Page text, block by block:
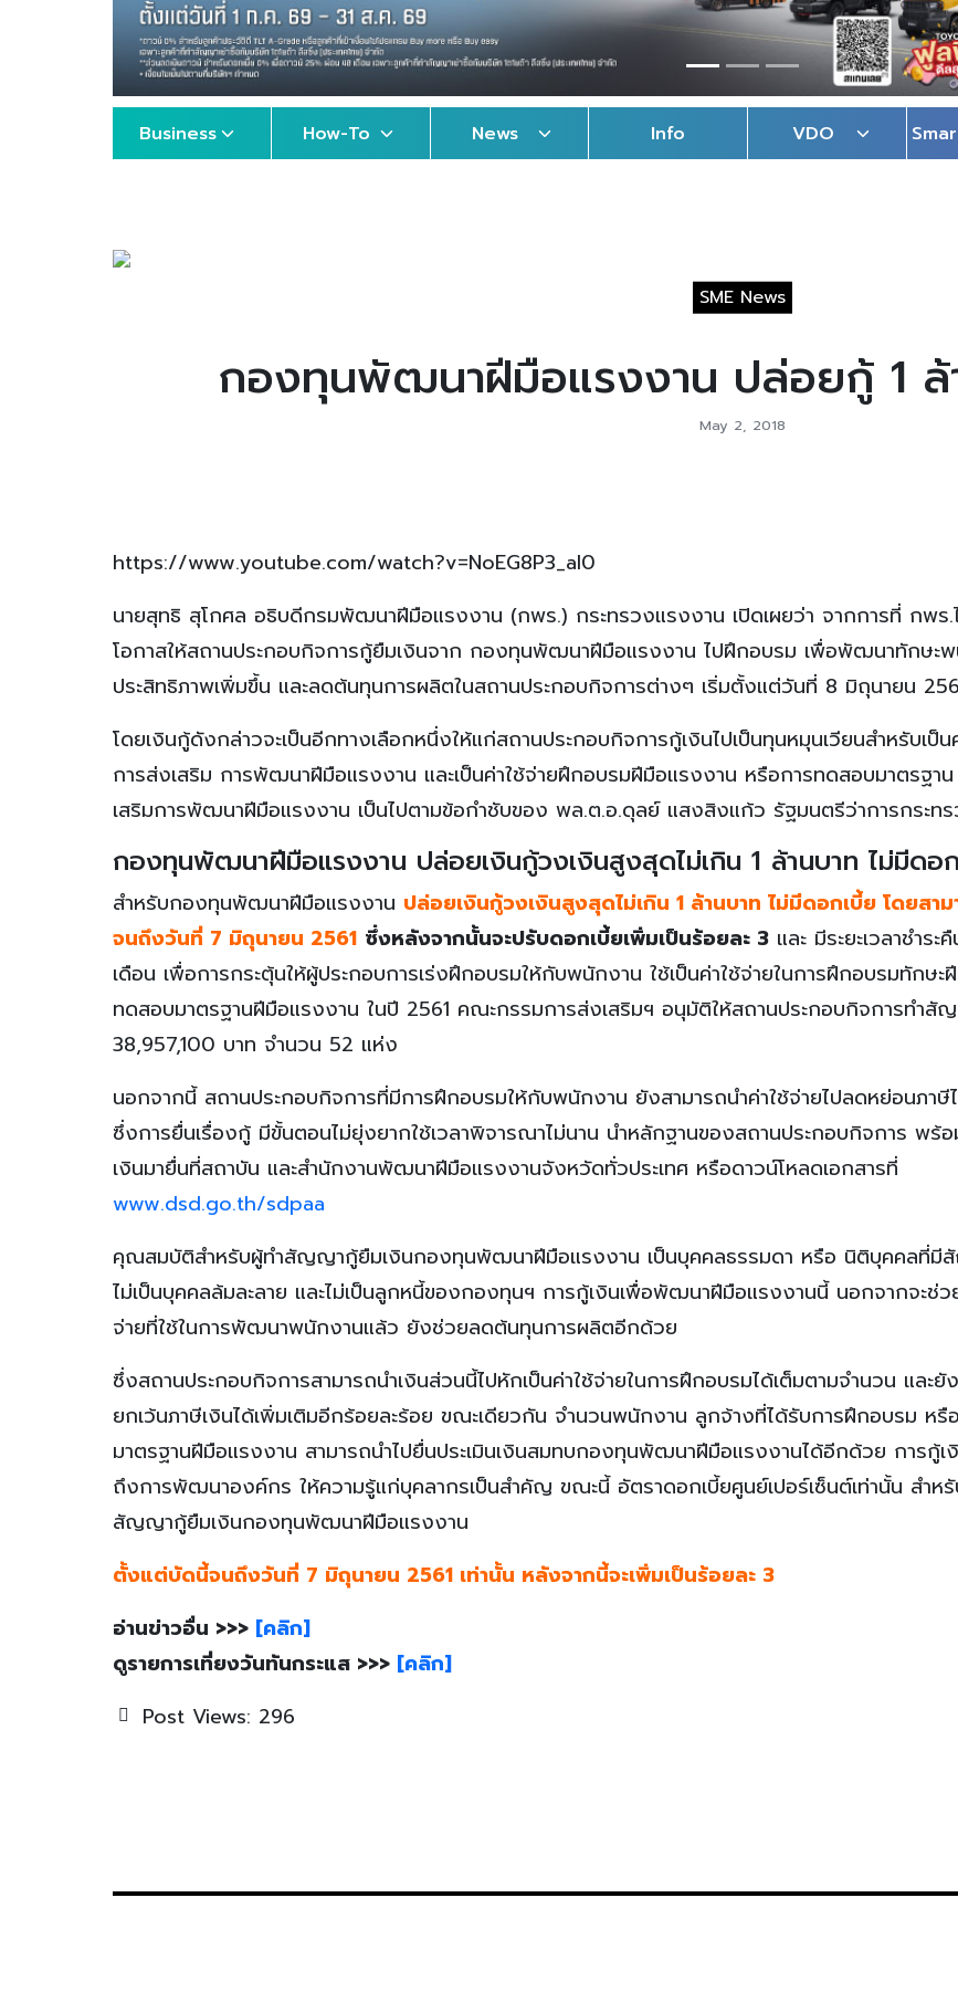
Business How-To News Info VDO
SME News
กองทุนพัฒนาฝีมือแรงงาน ปล่อยกู้ 1 ล้
May 2, 2018
https://www.youtube.com/watch?v=NoEG8P3_al0
นายสุทธิ สุโกศล อธิบดีกรมพัฒนาฝีมือแรงงาน (กพร.) กระทรวงแรงงาน เปิดเผยว่า จากการที่ กพร.
โอกาสให้สถานประกอบกิจการกู้ยืมเงินจาก กองทุนพัฒนาฝีมือแรงงาน ไปฝึกอบรม เพื่อพัฒนาทักษะ
ประสิทธิภาพเพิ่มขึ้น และลดต้นทุนการผลิตในสถานประกอบกิจการต่างๆ เริ่มตั้งแต่วันที่ 8 มิถุนายน
โดยเงินกู้ดังกล่าวจะเป็นอีกทางเลือกหนึ่งให้แก่สถานประกอบกิจการกู้เงินไปเป็นทุนหมุนเวียนสำหรับเป็น
การส่งเสริม การพัฒนาฝีมือแรงงาน และเป็นค่าใช้จ่ายฝึกอบรมฝีมือแรงงาน หรือการทดสอบมาตรฐา
เสริมการพัฒนาฝีมือแรงงาน เป็นไปตามข้อกำชับของ พล.ต.อ.ดุลย์ แสงสิงแก้ว รัฐมนตรีว่าการกระท
กองทุนพัฒนาฝีมือแรงงาน ปล่อยเงินกู้วงเงินสูงสุดไม่เกิน 1 ล้านบาท ไม่มีดอ
สำหรับกองทุนพัฒนาฝีมือแรงงาน ปล่อยเงินกู้วงเงินสูงสุดไม่เกิน 1 ล้านบาท ไม่มีดอกเบี้ย โดยสาม
จนถึงวันที่ 7 มิถุนายน 2561 ซึ่งหลังจากนั้นจะปรับดอกเบี้ยเพิ่มเป็นร้อยละ 3 และ มีระยะเวลาชำระ
เดือน เพื่อการกระตุ้นให้ผู้ประกอบการเร่งฝึกอบรมให้กับพนักงาน ใช้เป็นค่าใช้จ่ายในการฝึกอบรมทักษะ
ทดสอบมาตรฐานฝีมือแรงงาน ในปี 2561 คณะกรรมการส่งเสริมฯ อนุมัติให้สถานประกอบกิจการทำสั
38,957,100 บาท จำนวน 52 แห่ง
นอกจากนี้ สถานประกอบกิจการที่มีการฝึกอบรมให้กับพนักงาน ยังสามารถนำค่าใช้จ่ายไปลดหย่อนภา
ซึ่งการยื่นเรื่องกู้ มีขั้นตอนไม่ยุ่งยากใช้เวลาพิจารณาไม่นาน นำหลักฐานของสถานประกอบกิจการ พร้
เงินมายื่นที่สถาบัน และสำนักงานพัฒนาฝีมือแรงงานจังหวัดทั่วประเทศ หรือดาวน์โหลดเอกสารที่
www.dsd.go.th/sdpaa
คุณสมบัติสำหรับผู้ทำสัญญากู้ยืมเงินกองทุนพัฒนาฝีมือแรงงาน เป็นบุคคลธรรมดา หรือ นิติบุคคลที่มี
ไม่เป็นบุคคลล้มละลาย และไม่เป็นลูกหนี้ของกองทุนฯ การกู้เงินเพื่อพัฒนาฝีมือแรงงานนี้ นอกจากจะช่ว
จ่ายที่ใช้ในการพัฒนาพนักงานแล้ว ยังช่วยลดต้นทุนการผลิตอีกด้วย
ซึ่งสถานประกอบกิจการสามารถนำเงินส่วนนี้ไปหักเป็นค่าใช้จ่ายในการฝึกอบรมได้เต็มตามจำนวน และยั
ยกเว้นภาษีเงินได้เพิ่มเติมอีกร้อยละร้อย ขณะเดียวกัน จำนวนพนักงาน ลูกจ้างที่ได้รับการฝึกอบรม ห
มาตรฐานฝีมือแรงงาน สามารถนำไปยื่นประเมินเงินสมทบกองทุนพัฒนาฝีมือแรงงานได้อีกด้วย การกู้
ถึงการพัฒนาองค์กร ให้ความรู้แก่บุคลากรเป็นสำคัญ ขณะนี้ อัตราดอกเบี้ยศูนย์เปอร์เซ็นต์เท่านั้น สำห
สัญญากู้ยืมเงินกองทุนพัฒนาฝีมือแรงงาน
ตั้งแต่บัดนี้จนถึงวันที่ 7 มิถุนายน 2561 เท่านั้น หลังจากนี้จะเพิ่มเป็นร้อยละ 3
อ่านข่าวอื่น >>> [คลิก]
ดูรายการเที่ยงวันทันกระแส >>> [คลิก]
Post Views: 296